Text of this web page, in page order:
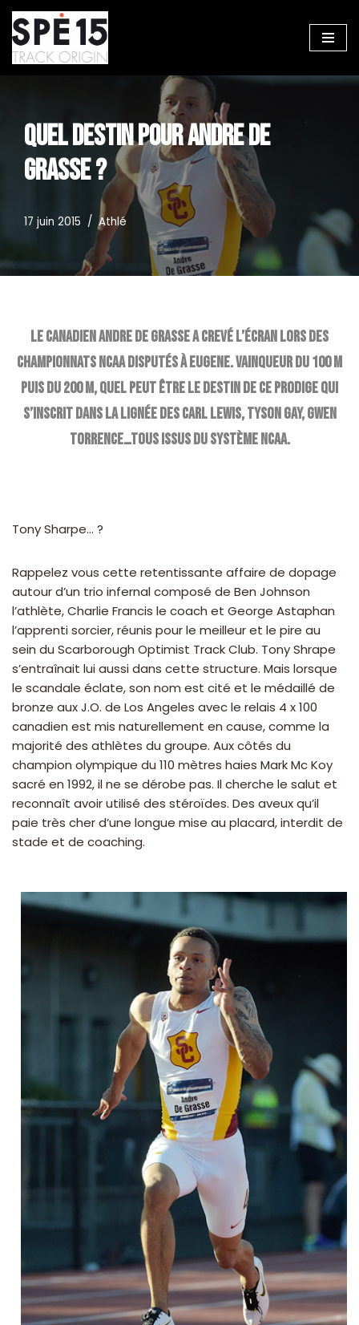
Aller
au
QUEL DESTIN POUR ANDRE DE
GRASSE ?
17 juin 2015 Athlé
Le canadien Andre De Grasse a crevé l’écran lors des
championnats NCAA disputés à Eugene. Vainqueur du 100 m
puis du 200 m, quel peut être le destin de ce prodige qui
s’inscrit dans la lignée des Carl Lewis, Tyson Gay, Gwen
Torrence…tous issus du système NCAA.
Tony Sharpe… ?
Rappelez vous cette retentissante affaire de dopage
autour d’un trio infernal composé de Ben Johnson
l’athlète, Charlie Francis le coach et George Astaphan
l’apprenti sorcier, réunis pour le meilleur et le pire au
sein du Scarborough Optimist Track Club. Tony Shrape
s’entraînait lui aussi dans cette structure. Mais lorsque
le scandale éclate, son nom est cité et le médaillé de
bronze aux J.O. de Los Angeles avec le relais 4 x 100
canadien est mis naturellement en cause, comme la
majorité des athlètes du groupe. Aux côtés du
champion olympique du 110 mètres haies Mark Mc Koy
sacré en 1992, il ne se dérobe pas. Il cherche le salut et
reconnaît avoir utilisé des stéroïdes. Des aveux qu’il
paie très cher d’une longue mise au placard, interdit de
stade et de coaching.